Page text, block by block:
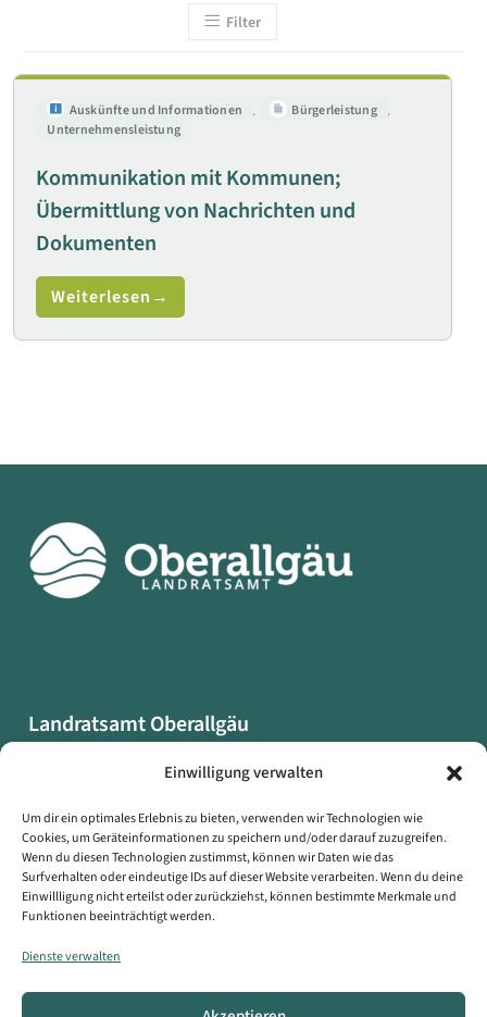
Einwilligung verwalten
Um dir ein optimales Erlebnis zu bieten, verwenden wir Technologien wie
Cookies, um Geräteinformationen zu speichern und/oder darauf zuzugreifen.
Wenn du diesen Technologien zustimmst, können wir Daten wie das
Surfverhalten oder eindeutige IDs auf dieser Website verarbeiten. Wenn du deine
Einwillligung nicht erteilst oder zurückziehst, können bestimmte Merkmale und
Funktionen beeinträchtigt werden.
Dienste verwalten
Filter
Auskünfte und Informationen , Bürgerleistung
,
Unternehmensleistung
Kommunikation mit Kommunen;
Übermittlung von Nachrichten und
Dokumenten
Weiterlesen
Landratsamt Oberallgäu
87527 Sonthofen
Datenschutzerklärung
Impressum
Erklärung zur Barrierefreiheit